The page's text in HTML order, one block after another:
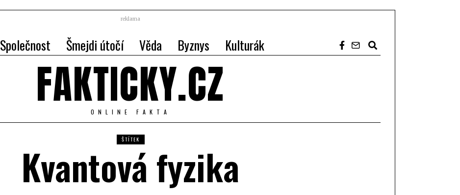
reklama
Společnost Šmejdi útočí Věda Byznys Kulturák
FAKTICKY.CZ
ONLINE FAKTA
ŠTÍTEK
Kvantová fyzika